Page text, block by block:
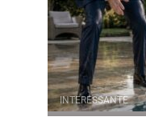
INTERESSANTE